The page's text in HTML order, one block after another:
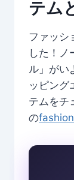
テム
ファッシ
した！ノ
ル」がい
ッピング
テムをチ
の